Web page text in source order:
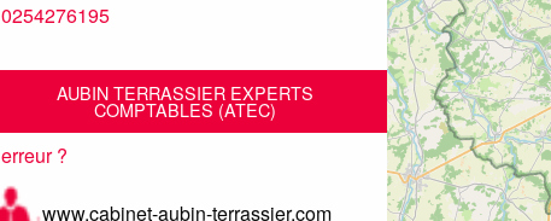
0254276195
AUBIN TERRASSIER EXPERTS
COMPTABLES (ATEC)
erreur ?
www.cabinet-aubin-terrassier.com